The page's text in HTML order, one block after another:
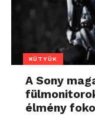
KÜTYÜK
A Sony
élmény